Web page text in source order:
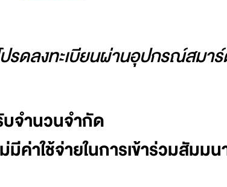
รดลงทะเบียนผ่านอุปกรณ์สมา
จำนวนจำกัด
มีค่าใช้จ่ายในการเข้าร่วมสัมมน